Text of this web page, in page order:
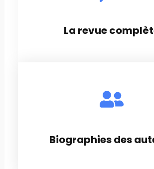
La revue
Biographies des